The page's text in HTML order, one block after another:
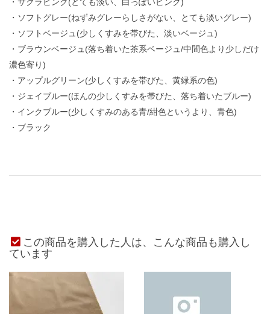
・サクラピンク(とても淡い、白っぽいピンク)
・ソフトグレー(ねずみグレーらしさがない、とても淡いグレー)
・ソフトベージュ(少しくすみを帯びた、淡いベージュ)
・ブラウンベージュ(落ち着いた茶系ベージュ/中間色より少しだけ
濃色寄り)
・アップルグリーン(少しくすみを帯びた、黄緑系の色)
・ジェイブルー(ほんの少しくすみを帯びた、落ち着いたブルー)
・インクブルー(少しくすみのある青/紺色というより、青色)
・ブラック
この商品を購入した人は、こんな商品も購入し
ています